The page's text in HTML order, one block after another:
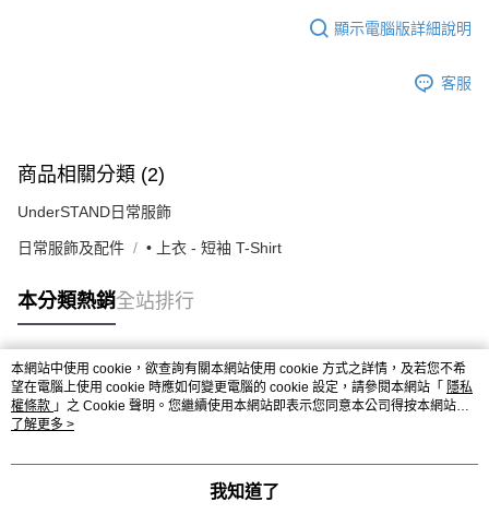
顯示電腦版詳細說明
客服
商品相關分類 (2)
UnderSTAND日常服飾
日常服飾及配件 • 上衣 - 短袖 T-Shirt
本分類熱銷全站排行
熱門標籤
本網站中使用 cookie，欲查詢有關本網站使用 cookie 方式之詳情，及若您不希
望在電腦上使用 cookie 時應如何變更電腦的 cookie 設定，請參閱本網站「 隱私
權條款 」之 Cookie 聲明。您繼續使用本網站即表示您同意本公司得按本網站使
用條款之 Cookie 聲明使用 cookie。
了解更多 >
我知道了